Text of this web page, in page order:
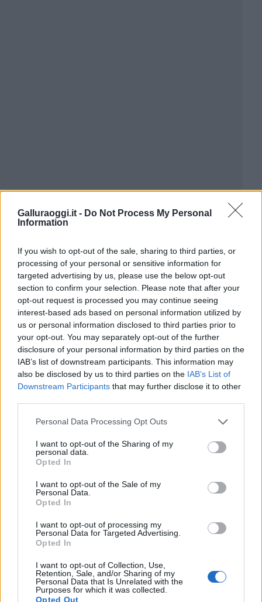
Galluraoggi.it - Do Not Process My Personal
Information
If you wish to opt-out of the sale, sharing to third parties, or
processing of your personal or sensitive information for
targeted advertising by us, please use the below opt-out
section to confirm your selection. Please note that after your
opt-out request is processed you may continue seeing
interest-based ads based on personal information utilized by
us or personal information disclosed to third parties prior to
your opt-out. You may separately opt-out of the further
disclosure of your personal information by third parties on the
IAB’s list of downstream participants. This information may
also be disclosed by us to third parties on the IAB’s List of
Downstream Participants that may further disclose it to other
Please note that this website/app uses one or more Google
not limited to your visit or usage behaviour. You may click to
grant or deny consent to Google and its third-party tags to
use your data for below specified purposes in below Google
consent section.
Personal Data Processing Opt Outs
I want to opt-out of the Sharing of my
personal data.
Opted In
I want to opt-out of the Sale of my
Personal Data.
Opted In
I want to opt-out of processing my
Personal Data for Targeted Advertising.
Opted In
I want to opt-out of Collection, Use,
Retention, Sale, and/or Sharing of my
Personal Data that Is Unrelated with the
Purposes for which it was collected.
Opted Out